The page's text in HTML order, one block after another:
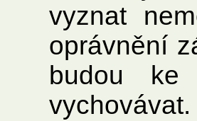
vyznat
oprávnění
budou
vychovávat.